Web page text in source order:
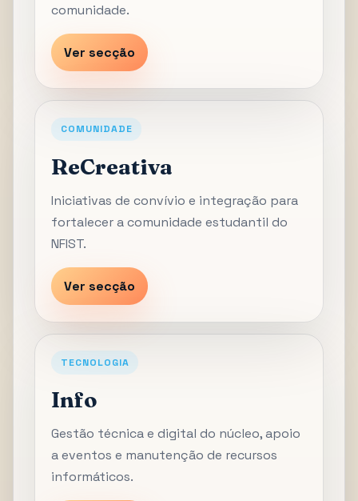
comunidade.
Ver secção
COMUNIDADE
ReCreativa
Iniciativas de convívio e integração para
fortalecer a comunidade estudantil do
NFIST.
Ver secção
TECNOLOGIA
Info
Gestão técnica e digital do núcleo, apoio
a eventos e manutenção de recursos
informáticos.